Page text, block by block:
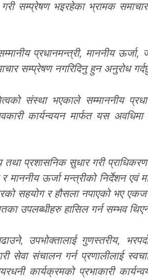
सम्प्रेषण भइरहेका भ्रामक समाचार
प्रधानमन्त्री, माननीय
सम्प्रेषण नगरिदिनु हुन अनुरोध
संस्था भएकाले सम्माननीय
कार्यन्वयन मार्फत यस
तथा प्रशासनिक सुधार गरी
माननीय ऊर्जा मन्त्रीको निर्देशन एवं
सहयोग र हौसला नपाएको भए
उपलब्धीहरु हासिल गर्न सम्भव
उपभोक्तालाई गुणस्तरीय,
सेवा संचालन गर्न प्रणालीलाई
कार्यक्रमको प्रभाकारी